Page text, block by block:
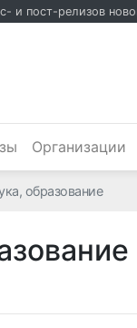
и пост-релизов
Организации
образование